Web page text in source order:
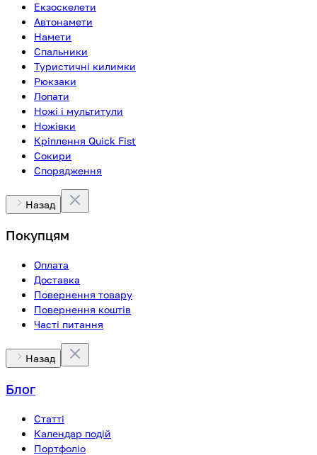
Екзоскелети
Автонамети
Намети
Спальники
Туристичні килимки
Рюкзаки
Лопати
Ножі і мультитули
Ножівки
Кріплення Quick Fist
Сокири
Спорядження
Назад
Покупцям
Оплата
Доставка
Повернення товару
Повернення коштів
Часті питання
Назад
Блог
Статті
Календар подій
Портфоліо